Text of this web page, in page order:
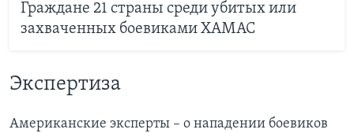
Граждане 21 страны среди убитых или
захваченных боевиками ХАМАС
Экспертиза
Американские эксперты – о нападении боевиков